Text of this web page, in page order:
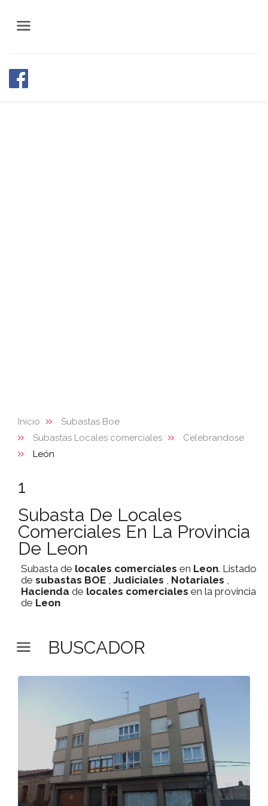
Inicio
Subastas Boe
Subastas Locales comerciales
Celebrandose
León
1
Subasta De Locales
Comerciales En La Provincia
De Leon
Subasta de locales comerciales en Leon. Listado
de subastas BOE , Judiciales , Notariales ,
Hacienda de locales comerciales en la provincia
de Leon
BUSCADOR